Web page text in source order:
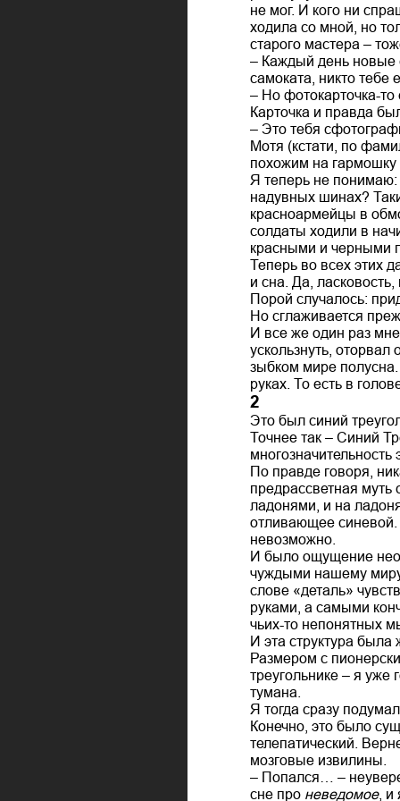
не мог. И кого ни
ходила со мной, но
старого мастера –
– Каждый день новые
самоката, никто тебе
– Но фотокарточка-то
Карточка и правда
– Это тебя
Мотя (кстати, по
похожим на
Я теперь не понимаю:
надувных шинах?
красноармейцы в
солдаты ходили в
красными и черными
Теперь во всех этих
и сна. Да,
Порой случалось:
Но сглаживается
И все же один раз
ускользнуть,
зыбком мире полусна.
руках. То есть в
2
Это был синий
Точнее так – Синий
многозначительность
По правде говоря,
предрассветная
ладонями, и на
отливающее синевой.
невозможно.
И было ощущение
чуждыми нашему миру
слове «деталь»
руками, а самыми
чьих-то непонятных
И эта структура была
Размером с
треугольнике – я уже
тумана.
Я тогда сразу
Конечно, это было
телепатический.
мозговые извилины.
– Попался… –
сне про неведомое, и